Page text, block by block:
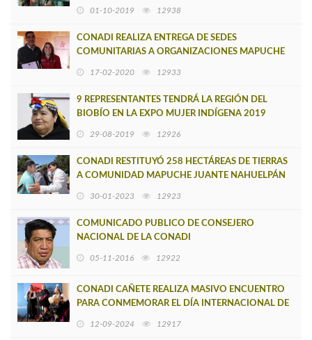
01-10-2019 12938
CONADI REALIZA ENTREGA DE SEDES
COMUNITARIAS A ORGANIZACIONES MAPUCHE
17-02-2020 12933
9 REPRESENTANTES TENDRÁ LA REGIÓN DEL
BIOBÍO EN LA EXPO MUJER INDÍGENA 2019
29-08-2019 12926
CONADI RESTITUYÓ 258 HECTÁREAS DE TIERRAS
A COMUNIDAD MAPUCHE JUANTE NAHUELPÁN
30-01-2023 12923
COMUNICADO PUBLICO DE CONSEJERO
NACIONAL DE LA CONADI
05-11-2016 12922
CONADI CAÑETE REALIZA MASIVO ENCUENTRO
PARA CONMEMORAR EL DÍA INTERNACIONAL DE
12-09-2024 12917